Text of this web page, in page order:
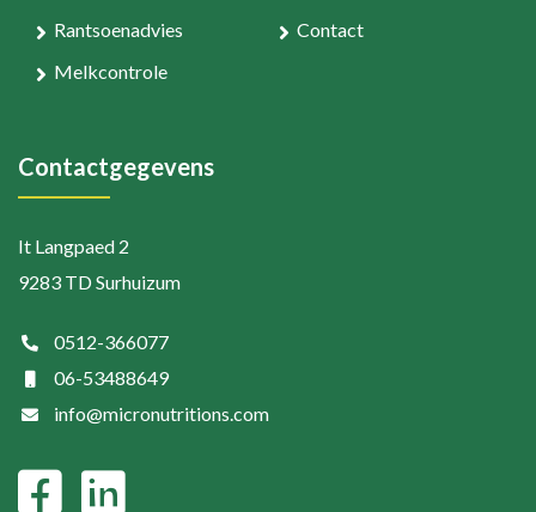
Rantsoenadvies
Melkcontrole
Contact
Contactgegevens
It Langpaed 2
9283 TD Surhuizum
0512-366077
06-53488649
info@micronutritions.com